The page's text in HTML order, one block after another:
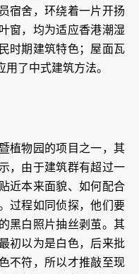
宿舍，环绕着一片开扬
窗，均为适应香港潮湿
时期建筑特色；屋面瓦
了中式建筑方法。
植物园的项目之一，其
，由于建筑群有超过一
近本来面貌、如何配合
过程如同侦探，他们要
黑白照片抽丝剥茧。其
初以为是白色，后来批
不符，所以才推敲至现